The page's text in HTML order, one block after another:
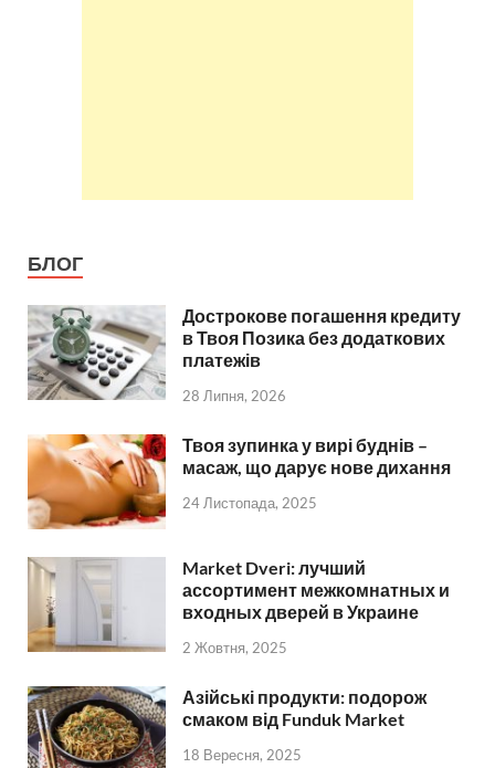
БЛОГ
Дострокове погашення кредиту
в Твоя Позика без додаткових
платежів
28 Липня, 2026
Твоя зупинка у вирі буднів –
масаж, що дарує нове дихання
24 Листопада, 2025
Market Dveri: лучший
ассортимент межкомнатных и
входных дверей в Украине
2 Жовтня, 2025
Азійські продукти: подорож
смаком від Funduk Market
18 Вересня, 2025